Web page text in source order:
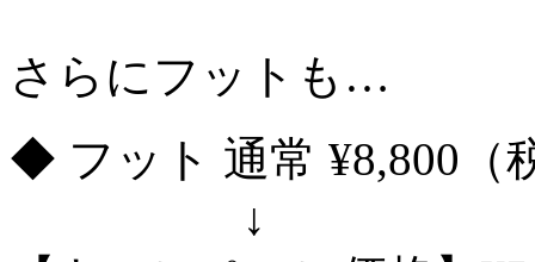
さらにフットも…
◆ フット 通常 ¥8,800（
↓